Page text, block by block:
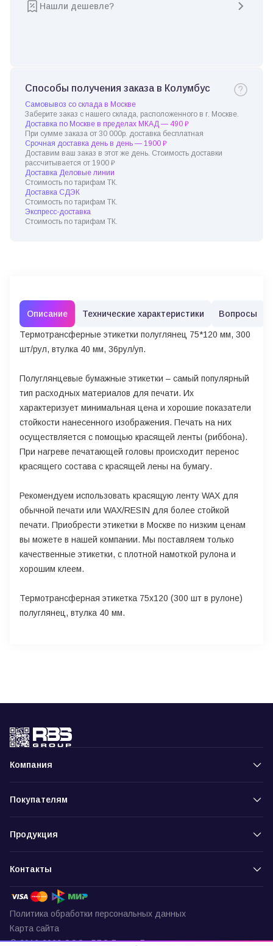
Нашли дешевле?
Способы получения заказа в Колумбус
Самовывоз со склада в Москве
Заберите заказ с нашего склада, расположенного в г. Москве.
Доставка по Москве в пределах МКАД — 490 ₽
При сумме заказа от 30 000р. доставка бесплатная
Срочная доставка день в день — 1900 ₽
Доставим ваш заказ в этот же день. Стоимость доставки
рассчитывается от 1900 ₽
Доставка Деловые линии
Стоимость по тарифам ТК.
Доставка СДЭК
Стоимость по тарифам ТК.
Экспресс-доставка
Стоимость по тарифам ТК.
Описание Технические характеристики Вопросы
Термотрансферные этикетки полуглянец 75*120 мм, 300
шт/рул, втулка 40 мм, 36рул/уп.
Полуглянцевые бумажные этикетки – самый популярный
тип расходных материалов для печати. Их
характеризует минимальная цена и хорошие показатели
стойкости нанесенного изображения. Печать на них
осуществляется с помощью красящей ленты (риббона).
При нагреве печатающей головы происходит перенос
красящего состава с красящей лены на бумагу.
Рекомендуем использовать красящую ленту WAX для
обычной печати или WAX/RESIN для более стойкой
печати. Приобрести этикетки в Москве по низким ценам
вы можете в нашей компании. Мы поставляем только
качественные этикетки, с плотной намоткой рулона и
хорошим клеем.
Термотрансферная этикетка 75х120 (300 шт в рулоне)
полуглянец, втулка 40 мм.
Компания
Покупателям
Продукция
Контакты
Политика обработки персональных данных
Карта сайта
© 2016-2026 ООО «РБС-Групп» Все права защищены